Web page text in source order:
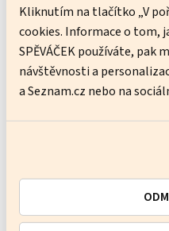
Kliknutím na tlačítko „V
cookies. Informace o tom,
SPĚVÁČEK používáte, pak
návštěvnosti a
a Seznam.cz nebo na
základní cena
oba semestry
E-BOOK English File
Intermediate